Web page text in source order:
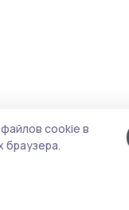
cookie в
браузера.